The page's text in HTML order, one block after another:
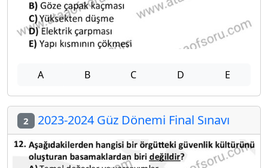
A B C D E
2 2023-2024 Güz Dönemi Final Sınavı